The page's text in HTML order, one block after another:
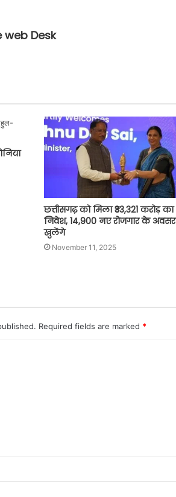
web Desk
छत्तीसगढ़ को मिला ₹33,321 करोड़ का
निवेश, 14,900 नए रोजगार के अवसर
खुलेंगे
November 11, 2025
Required fields are marked *